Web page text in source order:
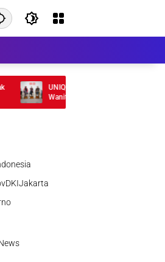
UNIQLO Rilis Hijab 2026, 3 Pilihan untuk
Wanita Aktif